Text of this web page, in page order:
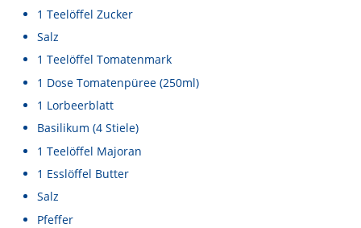
1 Teelöffel Zucker
Salz
1 Teelöffel Tomatenmark
1 Dose Tomatenpüree (250ml)
1 Lorbeerblatt
Basilikum (4 Stiele)
1 Teelöffel Majoran
1 Esslöffel Butter
Salz
Pfeffer